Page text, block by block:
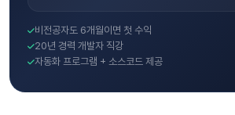
비전공자도 6개월이면 첫 수익
20년 경력 개발자 직강
자동화 프로그램 + 소스코드 제공